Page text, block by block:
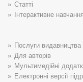
Статті
Інтерактивне навчання
Послуги видавництва
Для авторів
Мультимедійні
Електронні версії